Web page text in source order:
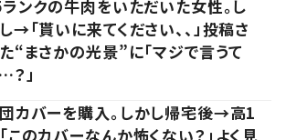
ンクの牛肉をいただいた女性。し
→「貰いに来てください、、」投稿さ
“まさかの光景”に「マジで言うて
？」
カバーを購入。しかし帰宅後→高1
このカバーなんか怖くない？」よく見